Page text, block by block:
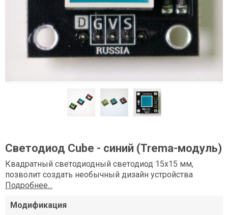
Светодиод Сube - синий (Trema-модуль)
Квадратный светодиодный светодиод 15х15 мм,
позволит создать необычный дизайн устройства
Подробнее...
Модификация